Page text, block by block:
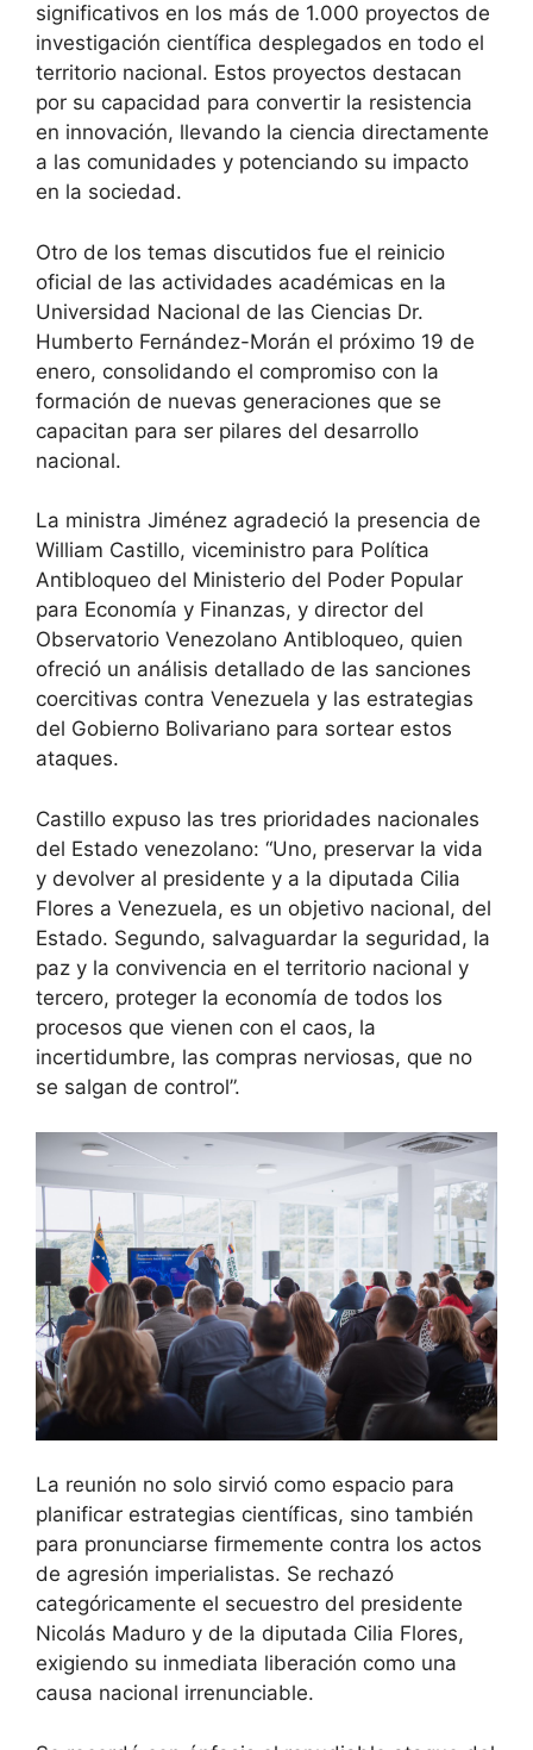
significativos en los más de 1.000 proyectos de
investigación científica desplegados en todo el
territorio nacional. Estos proyectos destacan
por su capacidad para convertir la resistencia
en innovación, llevando la ciencia directamente
a las comunidades y potenciando su impacto
en la sociedad.
Otro de los temas discutidos fue el reinicio
oficial de las actividades académicas en la
Universidad Nacional de las Ciencias Dr.
Humberto Fernández-Morán el próximo 19 de
enero, consolidando el compromiso con la
formación de nuevas generaciones que se
capacitan para ser pilares del desarrollo
nacional.
La ministra Jiménez agradeció la presencia de
William Castillo, viceministro para Política
Antibloqueo del Ministerio del Poder Popular
para Economía y Finanzas, y director del
Observatorio Venezolano Antibloqueo, quien
ofreció un análisis detallado de las sanciones
coercitivas contra Venezuela y las estrategias
del Gobierno Bolivariano para sortear estos
ataques.
Castillo expuso las tres prioridades nacionales
del Estado venezolano: “Uno, preservar la vida
y devolver al presidente y a la diputada Cilia
Flores a Venezuela, es un objetivo nacional, del
Estado. Segundo, salvaguardar la seguridad, la
paz y la convivencia en el territorio nacional y
tercero, proteger la economía de todos los
procesos que vienen con el caos, la
incertidumbre, las compras nerviosas, que no
se salgan de control”.
La reunión no solo sirvió como espacio para
planificar estrategias científicas, sino también
para pronunciarse firmemente contra los actos
de agresión imperialistas. Se rechazó
categóricamente el secuestro del presidente
Nicolás Maduro y de la diputada Cilia Flores,
exigiendo su inmediata liberación como una
causa nacional irrenunciable.